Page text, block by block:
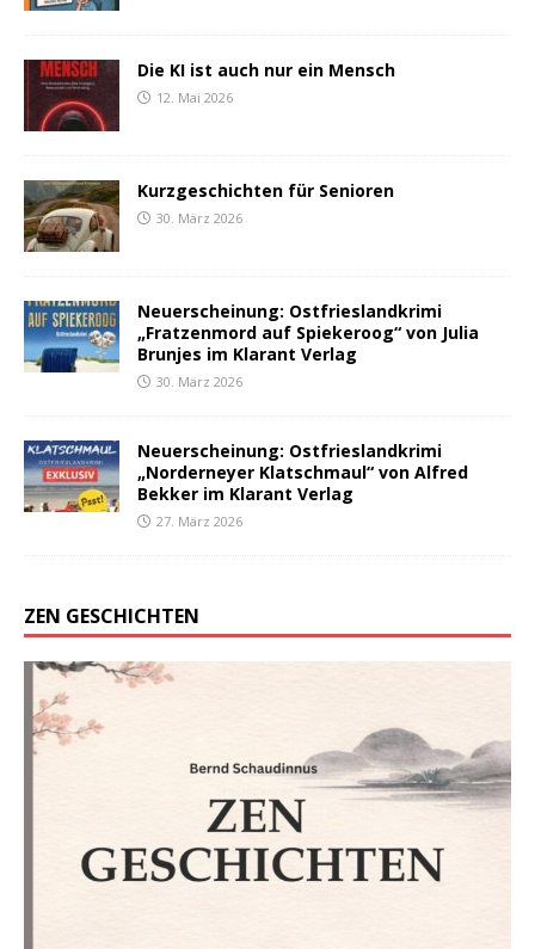
Die KI ist auch nur ein Mensch
12. Mai 2026
Kurzgeschichten für Senioren
30. März 2026
Neuerscheinung: Ostfrieslandkrimi
„Fratzenmord auf Spiekeroog“ von Julia
Brunjes im Klarant Verlag
30. März 2026
Neuerscheinung: Ostfrieslandkrimi
„Norderneyer Klatschmaul“ von Alfred
Bekker im Klarant Verlag
27. März 2026
ZEN GESCHICHTEN